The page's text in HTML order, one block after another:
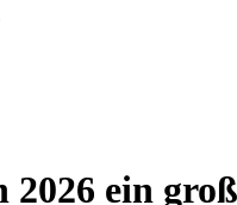
ein